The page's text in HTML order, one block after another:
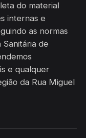
do material
internas e
as normas
Sanitária de
e qualquer
da Rua Miguel